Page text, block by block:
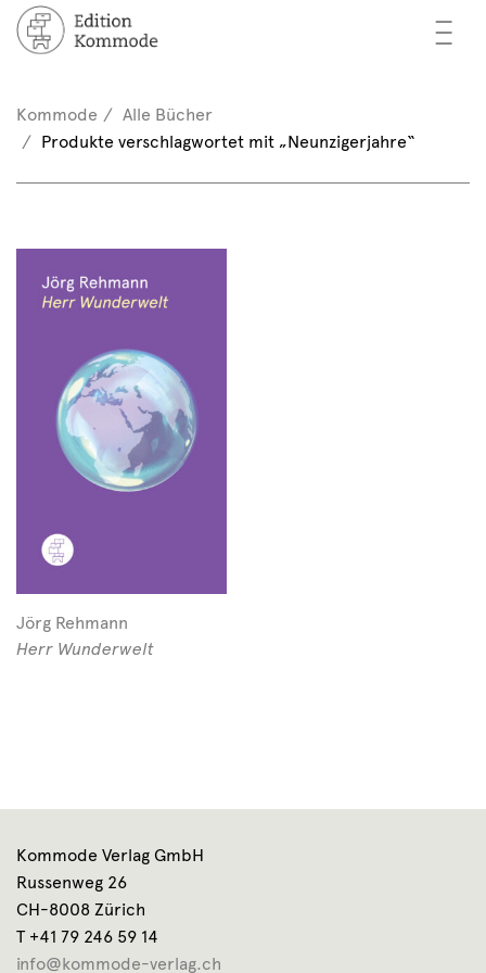
—
—
—
/ Registrieren
(0)
Kommode
Alle Bücher
Produkte verschlagwortet mit „Neunzigerjahre“
Jörg Rehmann
Herr Wunderwelt
Kommode Verlag GmbH
Russenweg 26
CH-8008 Zürich
T +41 79 246 59 14
info@kommode-verlag.ch